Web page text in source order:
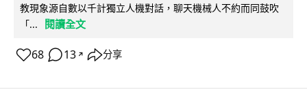
教現象源自數以千計獨立人機對話，聊天機械人不約而同鼓吹
「...
閱讀全文
68 13 ↗ 分享